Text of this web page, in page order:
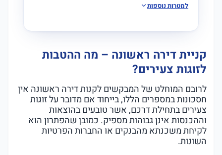
למטרות נוספות
קניית דירה ראשונה – מה ההטבות
לזוגות צעירים?
לרובם המוחלט של המבקשים לקנות דירה ראשונה אין
חסכונות במספרים הללו, בייחוד אם מדובר על זוגות
צעירים בתחילת דרכם, אשר טובעים בהוצאות
וההכנסות אינן גבוהות מספיק. כמובן שהפתרון הוא
לקיחת משכנתא מהבנקים או החברות הפרטיות
השונות.